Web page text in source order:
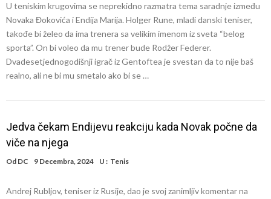
Đani Infantino dobija podršku: Ko su njegovi saveznici?
Više od 200 miliona eura potrošeno, ali Real još uvijek ne zatvara
novčanik – očekuju se dodatna pojačanja
Manchester City je već pronašao zamenu za Rodrija, i to kakvu!
Samo dva igrača u istoriji fudbala izvela su “nemoguće”! Jedan je
U teniskim krugovima se neprekidno razmatra tema saradnje između
Novaka Đokovića i Endija Marija. Holger Rune, mladi danski teniser,
takođe bi želeo da ima trenera sa velikim imenom iz sveta “belog
sporta”. On bi voleo da mu trener bude Rodžer Federer.
Dvadesetjednogodišnji igrač iz Gentoftea je svestan da to nije baš
realno, ali ne bi mu smetalo ako bi se …
Jedva čekam Endijevu reakciju kada Novak počne da
viče na njega
Od DC 9 Decembra, 2024 U : Tenis
Andrej Rubljov, teniser iz Rusije, dao je svoj zanimljiv komentar na